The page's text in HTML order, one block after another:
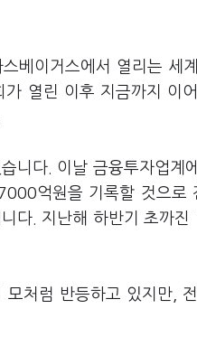
베이거스에서 열리는 세
열린 이후 지금까지 이
니다. 이날 금융투자업
억원을 기록할 것으로
다. 지난해 하반기 초까
처럼 반등하고 있지만,